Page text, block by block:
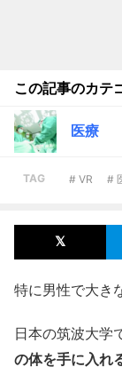
この記事のカテ
医療
TAG # VR #
特に男性で大き
日本の筑波大学
の体を手に入れ